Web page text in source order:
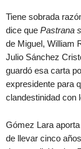
Tiene sobrada
dice que Pastrana
de Miguel, William
Julio Sánchez
guardó esa carta
expresidente para
clandestinidad con
Gómez Lara
de llevar cinco